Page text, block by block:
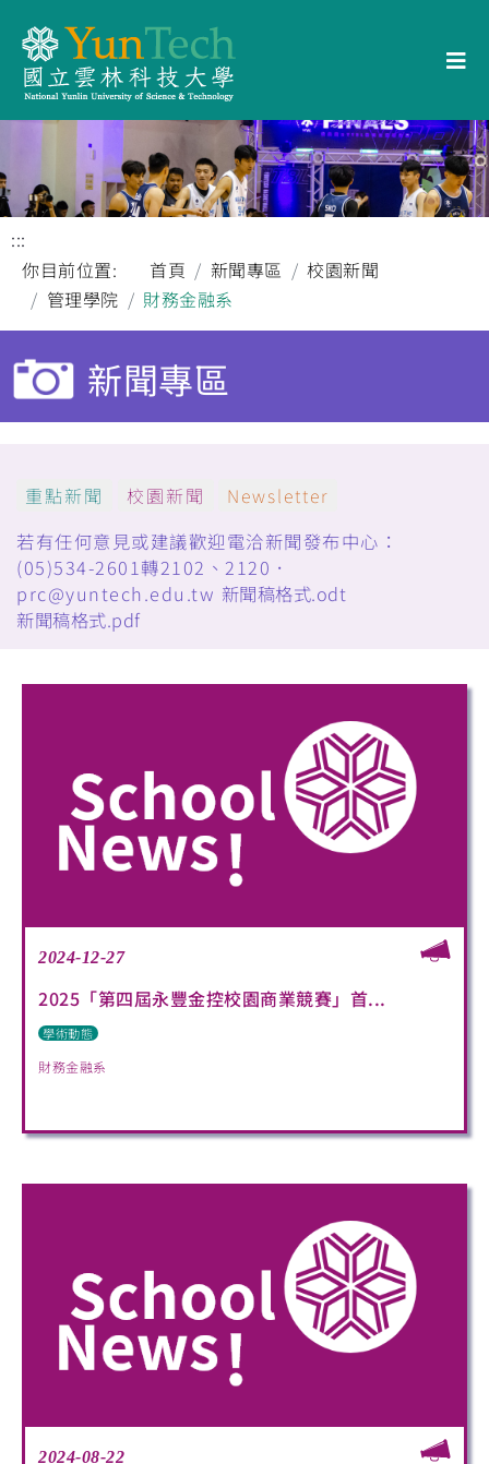
:::
你目前位置:
首頁 新聞專區
校園新聞
管理學院
財務金融系
新聞專區
重點新聞 校園新聞
Newsletter
若有任何意見或建議歡迎電洽新聞發布中心：
(05)534-2601轉2102、2120．
prc@yuntech.edu.tw 新聞稿格式.odt
新聞稿格式.pdf
2024-12-27
2025「第四屆永豐金控校園商業競賽」首...
學術動態
財務金融系
2024-08-22